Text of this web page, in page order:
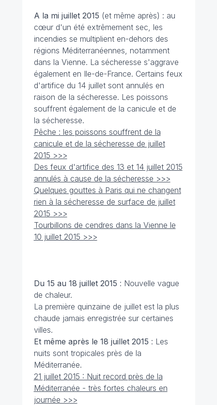
A la mi juillet 2015 (et même après) : au
cœur d'un été extrêmement sec, les
incendies se multiplient en-dehors des
régions Méditerranéennes, notamment
dans la Vienne. La sécheresse s'aggrave
également en Ile-de-France. Certains feux
d'artifice du 14 juillet sont annulés en
raison de la sécheresse. Les poissons
souffrent également de la canicule et de
la sécheresse.
Pêche : les poissons souffrent de la
canicule et de la sécheresse de juillet
2015 >>>
Des feux d'artifice des 13 et 14 juillet 2015
annulés à cause de la sécheresse >>>
Quelques gouttes à Paris qui ne changent
rien à la sécheresse de surface de juillet
2015 >>>
Tourbillons de cendres dans la Vienne le
10 juillet 2015 >>>
Du 15 au 18 juillet 2015 : Nouvelle vague
de chaleur.
La première quinzaine de juillet est la plus
chaude jamais enregistrée sur certaines
villes.
Et même après le 18 juillet 2015 : Les
nuits sont tropicales près de la
Méditerranée.
21 juillet 2015 : Nuit record près de la
Méditerranée - très fortes chaleurs en
journée >>>